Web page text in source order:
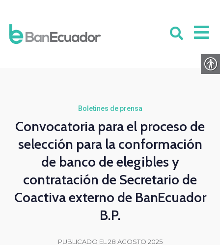
Boletines de prensa
Convocatoria para el proceso de
selección para la conformación
de banco de elegibles y
contratación de Secretario de
Coactiva externo de BanEcuador
B.P.
PUBLICADO EL 28 AGOSTO 2025